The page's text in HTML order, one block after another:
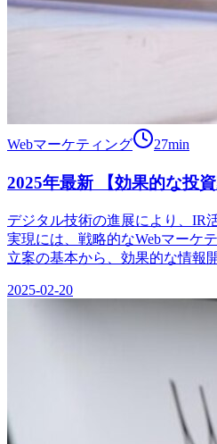
Webマーケティング 27min
2025年最新 【効果的な投
デジタル技術の進展により、IR
実現には、戦略的なWebマーケ
立案の基本から、効果的な情報
2025-02-20